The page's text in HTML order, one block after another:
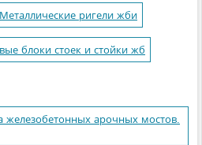
Металлические ригели жби
блоки стоек и стойки жб
железобетонных арочных мостов.